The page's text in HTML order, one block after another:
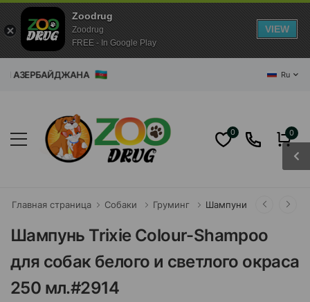
АЗЕРБАЙДЖАНА Ru
0 0
Главная страница Собаки Груминг Шампуни
Шампунь Trixie Colour-Shampoo
для собак белого и светлого окраса
250 мл.#2914
Zoodrug
Zoodrug
FREE - In Google Play
VIEW